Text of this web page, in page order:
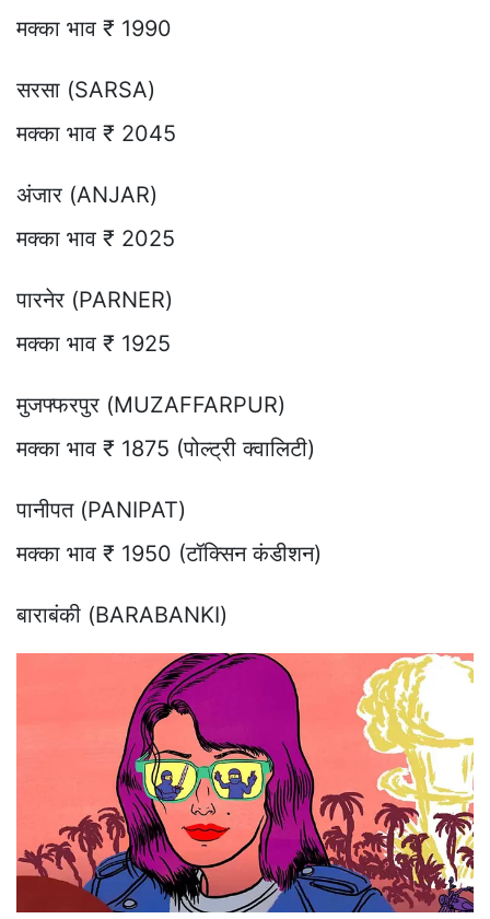
मक्का भाव ₹ 1990
सरसा (SARSA)
मक्का भाव ₹ 2045
अंजार (ANJAR)
मक्का भाव ₹ 2025
पारनेर (PARNER)
मक्का भाव ₹ 1925
मुजफ्फरपुर (MUZAFFARPUR)
मक्का भाव ₹ 1875 (पोल्ट्री क्वालिटी)
पानीपत (PANIPAT)
मक्का भाव ₹ 1950 (टॉक्सिन कंडीशन)
बाराबंकी (BARABANKI)